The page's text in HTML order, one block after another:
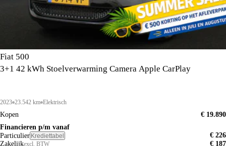
Fiat 500
3+1 42 kWh Stoelverwarming Camera Apple CarPlay
2023 23.542 km Elektrisch
Kopen
€ 19.890
Financieren p/m vanaf
Particulier Krediettabel
€ 226
Zakelijkexcl. BTW € 187